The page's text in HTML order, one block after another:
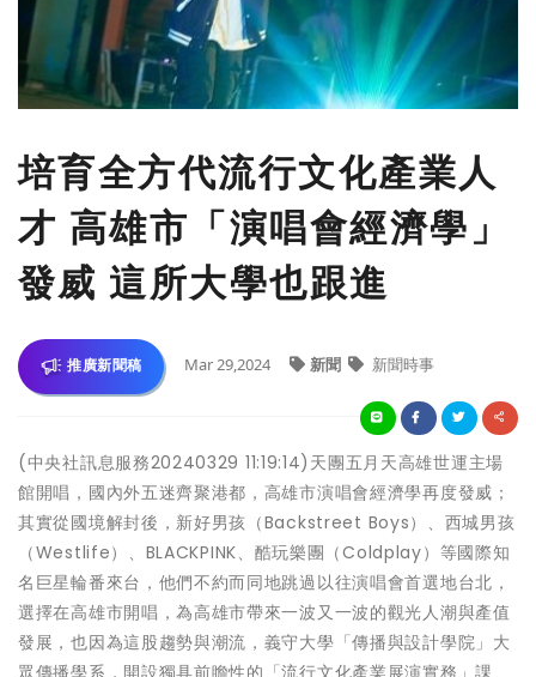
培育全方代流行文化產業人
才 高雄市「演唱會經濟學」
發威 這所大學也跟進
推廣新聞稿 Mar 29,2024 新聞 新聞時事
(中央社訊息服務20240329 11:19:14)天團五月天高雄世運主場
館開唱，國內外五迷齊聚港都，高雄市演唱會經濟學再度發威；
其實從國境解封後，新好男孩（Backstreet Boys）、西城男孩
（Westlife）、BLACKPINK、酷玩樂團（Coldplay）等國際知
名巨星輪番來台，他們不約而同地跳過以往演唱會首選地台北，
選擇在高雄市開唱，為高雄市帶來一波又一波的觀光人潮與產值
發展，也因為這股趨勢與潮流，義守大學「傳播與設計學院」大
眾傳播學系，開設獨具前瞻性的「流行文化產業展演實務」課